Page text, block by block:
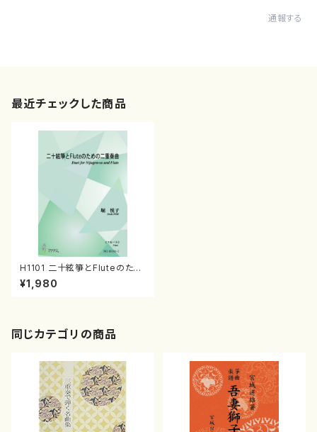
通報する
最近チェックした商品
H1101 二十絃箏とFluteのため
の二重奏曲（二十絃箏， フルー
ト/堀悦子/楽譜）
¥1,980
同じカテゴリの商品